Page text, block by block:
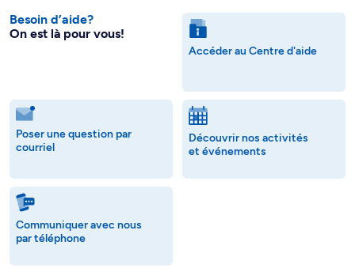
Besoin d’aide?
On est là pour vous!
Accéder au Centre d'aide
Poser une question par
courriel
Découvrir nos activités
et événements
Communiquer avec nous
par téléphone